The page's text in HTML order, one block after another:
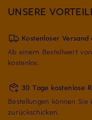
UNSERE
Kostenloser Versand
Ab einem Bestellwert
kostenlos.
30 Tage kostenlose
Bestellungen können
zurückschicken.